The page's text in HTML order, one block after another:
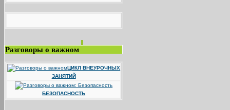
Разговоры о важном
ЦИКЛ ВНЕУРОЧНЫХ
ЗАНЯТИЙ
БЕЗОПАСНОСТЬ